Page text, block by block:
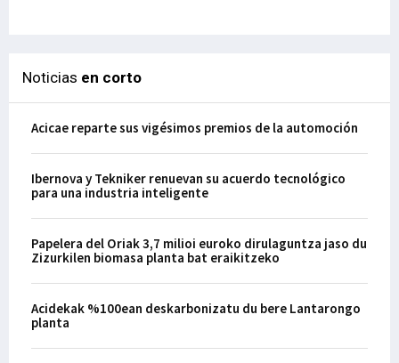
Noticias en corto
Acicae reparte sus vigésimos premios de la automoción
Ibernova y Tekniker renuevan su acuerdo tecnológico
para una industria inteligente
Papelera del Oriak 3,7 milioi euroko dirulaguntza jaso du
Zizurkilen biomasa planta bat eraikitzeko
Acidekak %100ean deskarbonizatu du bere Lantarongo
planta